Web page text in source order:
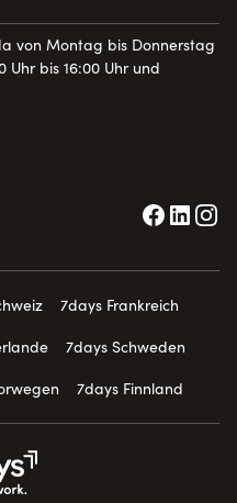
von Montag bis Donnerstag
Uhr bis 16:00 Uhr und
7days Frankreich
7days Schweden
7days Finnland